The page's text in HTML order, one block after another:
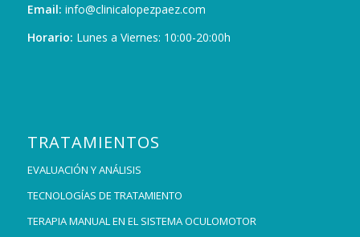
Email: info@clinicalopezpaez.com
Horario: Lunes a Viernes: 10:00-20:00h
TRATAMIENTOS
EVALUACIÓN Y ANÁLISIS
TECNOLOGÍAS DE TRATAMIENTO
TERAPIA MANUAL EN EL SISTEMA OCULOMOTOR